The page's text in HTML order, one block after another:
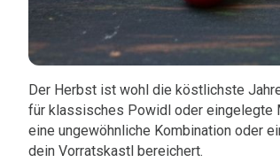
Der Herbst ist wohl die köstlichste
für klassisches Powidl oder eingelegte
eine ungewöhnliche Kombination oder
dein Vorratskastl bereichert.